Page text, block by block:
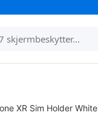
XR Sim Holder White